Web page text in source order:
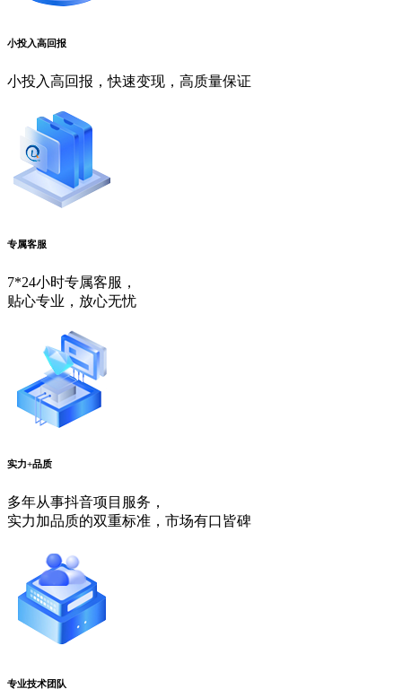
小投入高回报
小投入高回报，快速变现，高质量保证
专属客服
7*24小时专属客服，
贴心专业，放心无忧
实力+品质
多年从事抖音项目服务，
实力加品质的双重标准，市场有口皆碑
专业技术团队